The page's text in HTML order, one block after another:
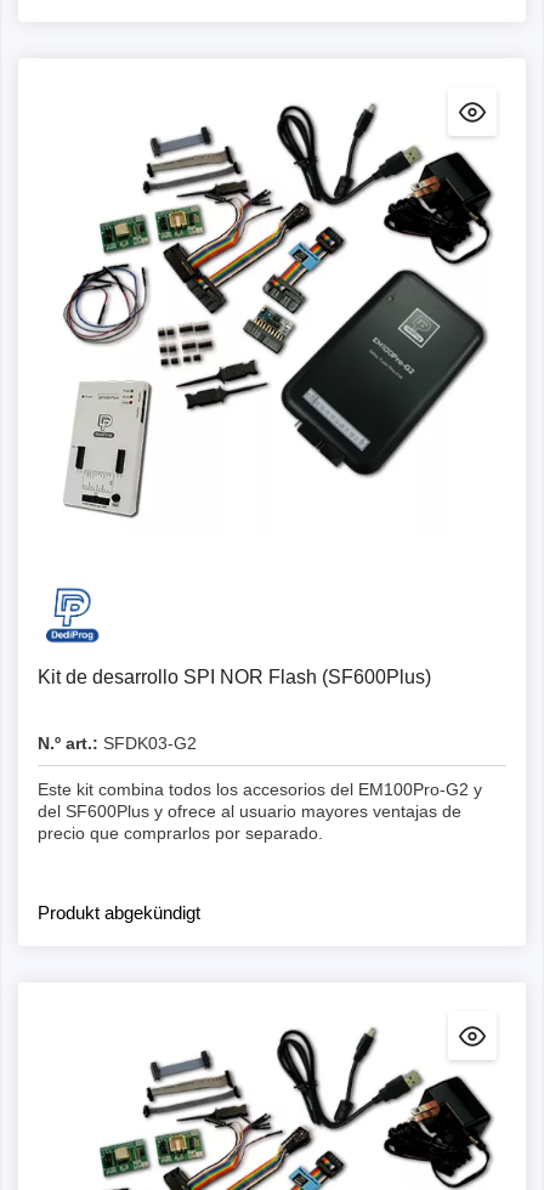
Kit de desarrollo SPI NOR Flash (SF600Plus)
N.º art.: SFDK03-G2
Este kit combina todos los accesorios del EM100Pro-G2 y
del SF600Plus y ofrece al usuario mayores ventajas de
precio que comprarlos por separado.
Produkt abgekündigt